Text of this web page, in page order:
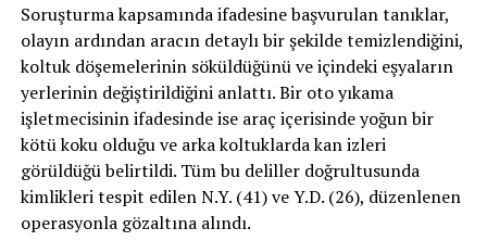
Soruşturma kapsamında ifadesine başvurulan tanıklar,
olayın ardından aracın detaylı bir şekilde temizlendiğini,
koltuk döşemelerinin söküldüğünü ve içindeki eşyaların
yerlerinin değiştirildiğini anlattı. Bir oto yıkama
işletmecisinin ifadesinde ise araç içerisinde yoğun bir
kötü koku olduğu ve arka koltuklarda kan izleri
görüldüğü belirtildi. Tüm bu deliller doğrultusunda
kimlikleri tespit edilen N.Y. (41) ve Y.D. (26), düzenlenen
operasyonla gözaltına alındı.